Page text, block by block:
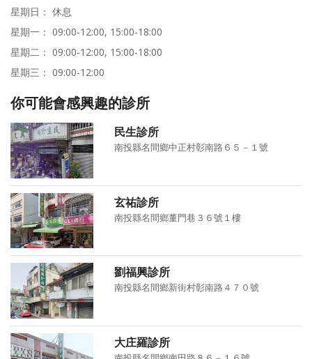
星期日： 休息
星期一： 09:00-12:00, 15:00-18:00
星期二： 09:00-12:00, 15:00-18:00
星期三： 09:00-12:00
你可能會感興趣的診所
民生診所
南投縣名間鄉中正村彰南路６５－１號
玄祐診所
南投縣名間鄉董門巷３６號１樓
劉福興診所
南投縣名間鄉新街村彰南路４７０號
大庄羅診所